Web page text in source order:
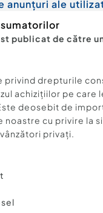
anunțuri ale
publicat de către
privind drepturile
achizițiilor pe care
deosebit de
cu privire la
privați.